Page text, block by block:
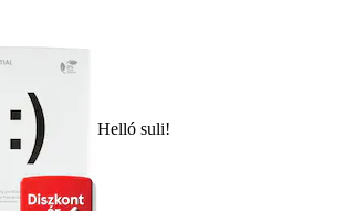
Helló suli!